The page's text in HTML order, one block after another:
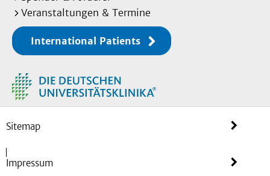
Veranstaltungen & Termine
International Patients
Sitemap
Impressum